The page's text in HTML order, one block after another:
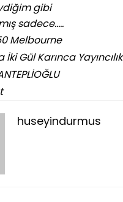
gibi
sadece…..
Melbourne
Gül Karınca Yayıncılık
huseyindurmus